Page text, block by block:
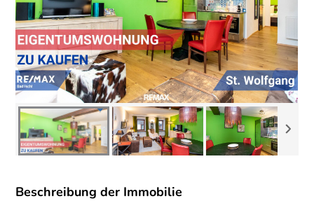
Beschreibung der Immobilie